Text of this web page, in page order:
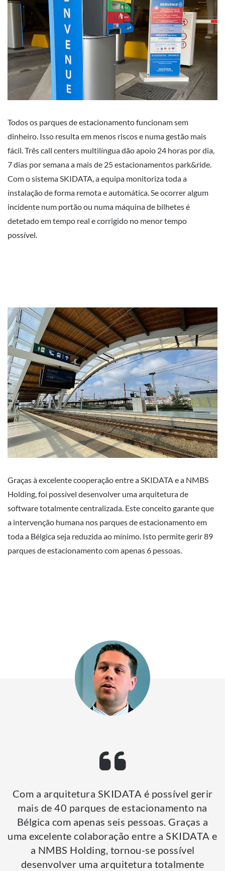
Todos os parques de estacionamento funcionam sem
dinheiro. Isso resulta em menos riscos e numa gestão mais
fácil. Três call centers multilíngua dão apoio 24 horas por dia,
7 dias por semana a mais de 25 estacionamentos park&ride.
Com o sistema SKIDATA, a equipa monitoriza toda a
instalação de forma remota e automática. Se ocorrer algum
incidente num portão ou numa máquina de bilhetes é
detetado em tempo real e corrigido no menor tempo
possível.
Graças à excelente cooperação entre a SKIDATA e a NMBS
Holding, foi possível desenvolver uma arquitetura de
software totalmente centralizada. Este conceito garante que
a intervenção humana nos parques de estacionamento em
toda a Bélgica seja reduzida ao mínimo. Isto permite gerir 89
parques de estacionamento com apenas 6 pessoas.
Com a arquitetura SKIDATA é possível gerir
mais de 40 parques de estacionamento na
Bélgica com apenas seis pessoas. Graças a
uma excelente colaboração entre a SKIDATA e
a NMBS Holding, tornou-se possível
desenvolver uma arquitetura totalmente